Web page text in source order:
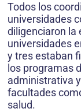
Todos los
universidades
diligenciaron la
universidades
y tres estaban
los programas
administrativa
facultades
salud.